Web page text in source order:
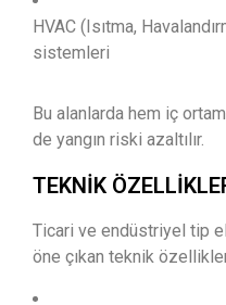
HVAC (Isıtma,
sistemleri
Bu alanlarda hem iç
de yangın riski azaltılır.
TEKNIK
Ticari ve endüstriyel tip
öne çıkan teknik